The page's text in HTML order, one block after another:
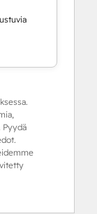
Pyydä